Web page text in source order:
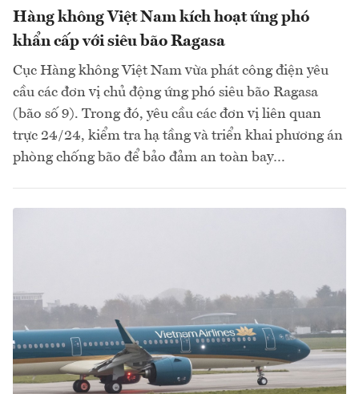
Hàng không Việt Nam kích hoạt ứng phó
khẩn cấp với siêu bão Ragasa
Cục Hàng không Việt Nam vừa phát công điện yêu
cầu các đơn vị chủ động ứng phó siêu bão Ragasa
(bão số 9). Trong đó, yêu cầu các đơn vị liên quan
trực 24/24, kiểm tra hạ tầng và triển khai phương án
phòng chống bão để bảo đảm an toàn bay…